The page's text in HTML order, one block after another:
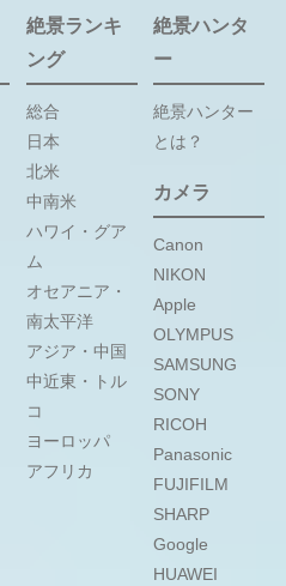
絶景ランキ
ング
総合
日本
北米
中南米
ハワイ・グア
ム
オセアニア・
南太平洋
アジア・中国
中近東・トル
コ
ヨーロッパ
アフリカ
絶景ハンタ
ー
絶景ハンター
とは？
カメラ
Canon
NIKON
Apple
OLYMPUS
SAMSUNG
SONY
RICOH
Panasonic
FUJIFILM
SHARP
Google
HUAWEI